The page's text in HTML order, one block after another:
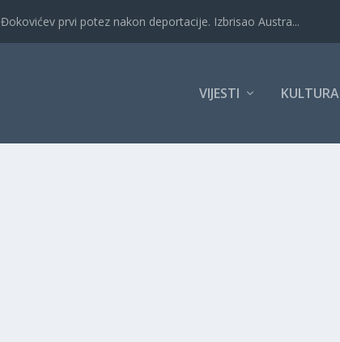
Đokovićev prvi potez nakon deportacije. Izbrisao Austra...
VIJESTI KULTURA